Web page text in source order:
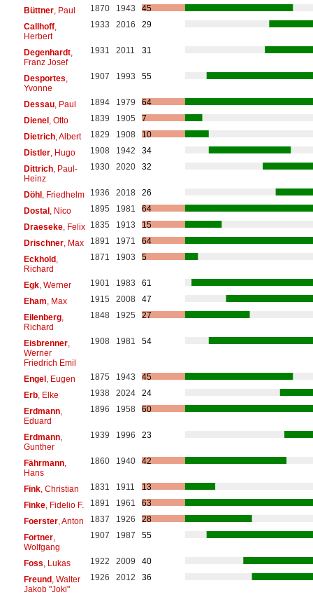
Büttner, Paul 1870 1943
45
Callhoff,
Herbert
1933 2016 29
Degenhardt,
Franz Josef
1931 2011 31
Desportes
Yvonne
1907 1993 55
Dessau, Paul 1894 1979
64
Dienel, Otto 1839 1905
7
Dietrich, Albert 1829 1908
10
Distler, Hugo 1908 1942
34
Dittrich, Paul-
Heinz
1930 2020 32
Döhl, Friedhelm 1936 2018
26
Dostal, Nico 1895 1981
64
Draeseke, Felix 1835 1913
15
Drischner, Max 1891 1971
64
Eckhold,
Richard
1871 1903 5
Egk, Werner 1901 1983
61
Eham , Max 1915 2008
47
Eilenberg,
Richard
1848 1925 27
Eisbrenner,
Werner
Friedrich Emil
1908 1981 54
Engel, Eugen 1875 1943
45
Erb, Elke 1938 2024
24
Erdmann,
Eduard
1896 1958 60
Erdmann,
Gunther
1939 1996 23
Fährmann,
Hans
1860 1940 42
Fink, Christian 1831 1911
13
Finke, Fidelio F. 1891 1961
63
Foerster, Anton 1837 1926
28
Fortner,
Wolfgang
1907 1987 55
Foss , Lukas 1922 2009
40
Freund, Walter
Jakob "Joki"
1926 2012 36